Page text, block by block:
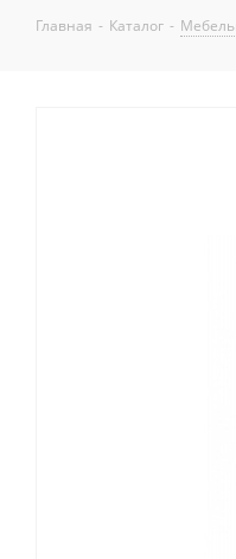
Главная - Каталог -